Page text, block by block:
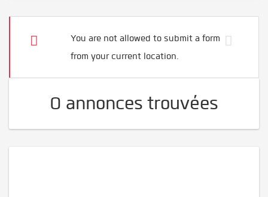
You are not allowed to submit a form
from your current location.
0 annonces trouvées